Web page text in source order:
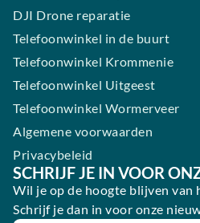
DJI Drone reparatie
Telefoonwinkel in de buurt
Telefoonwinkel Krommenie
Telefoonwinkel Uitgeest
Telefoonwinkel Wormerveer
Algemene voorwaarden
Privacybeleid
SCHRIJF JE IN VOOR
Wil je op de hoogte blijven van
Schrijf je dan in voor onze